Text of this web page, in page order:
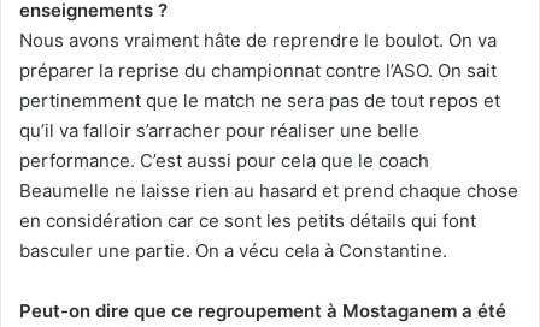
enseignements ?
Nous avons vraiment hâte de reprendre le boulot. On va
préparer la reprise du championnat contre l’ASO. On sait
pertinemment que le match ne sera pas de tout repos et
qu’il va falloir s’arracher pour réaliser une belle
performance. C’est aussi pour cela que le coach
Beaumelle ne laisse rien au hasard et prend chaque chose
en considération car ce sont les petits détails qui font
basculer une partie. On a vécu cela à Constantine.
Peut-on dire que ce regroupement à Mostaganem a été